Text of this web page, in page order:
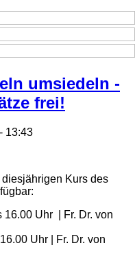
umsiedeln -
frei!
13:43
Kurs des
16.00 Uhr | Fr. Dr. von
Uhr | Fr. Dr. von